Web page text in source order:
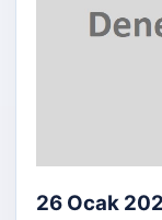
26 Ocak